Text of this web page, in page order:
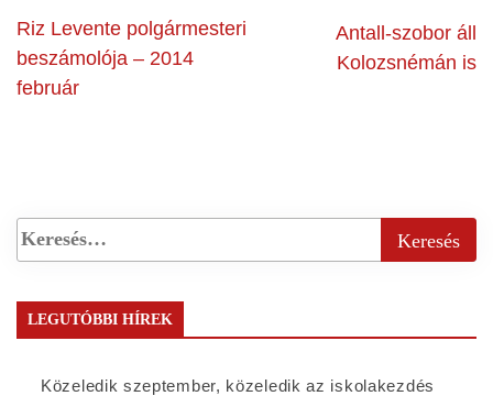
Riz Levente polgármesteri
beszámolója – 2014
február
Antall-szobor áll
Kolozsnémán is
LEGUTÓBBI HÍREK
Közeledik szeptember, közeledik az iskolakezdés